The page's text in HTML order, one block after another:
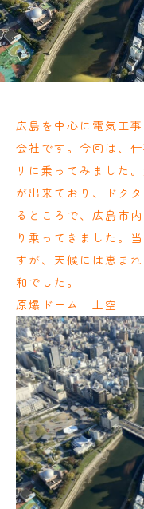
広島を中心に電気工
会社です。今回は、
リに乗ってみました
が出来ており、ドク
るところで、広島市
り乗ってきました。
すが、天候には恵ま
和でした。
原爆ドーム 上空